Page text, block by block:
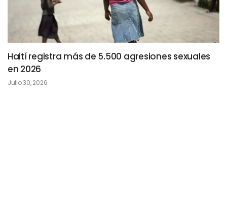
Haití registra más de 5.500 agresiones sexuales
en 2026
Julio 30, 2026